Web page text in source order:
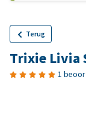
Terug
Trixie Livia
1